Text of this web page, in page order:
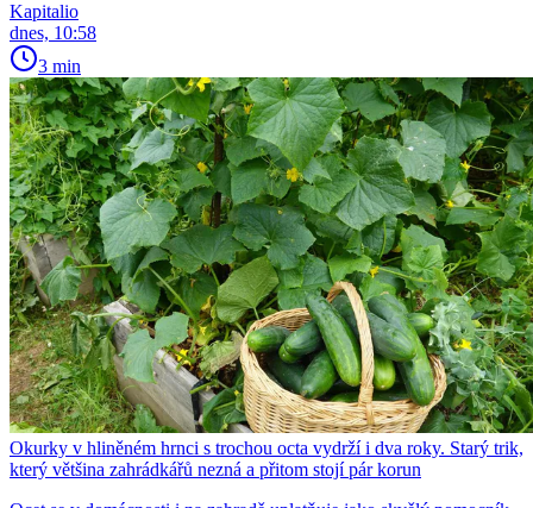
Kapitalio
dnes, 10:58
3 min
Okurky v hliněném hrnci s trochou octa vydrží i dva roky. Starý trik,
který většina zahrádkářů nezná a přitom stojí pár korun